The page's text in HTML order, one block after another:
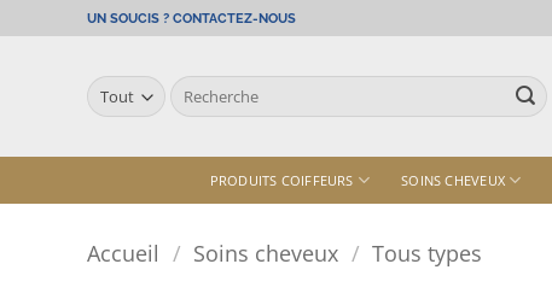
au
UN SOUCIS ? CONTACTEZ-NOUS
Recherche
pour :
PRODUITS COIFFEURS SOINS CHEVEUX
Accueil / Soins cheveux / Tous types